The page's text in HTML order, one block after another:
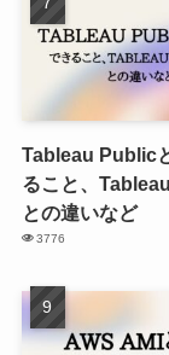
Tableau Public
ること、
との違いなど
3776